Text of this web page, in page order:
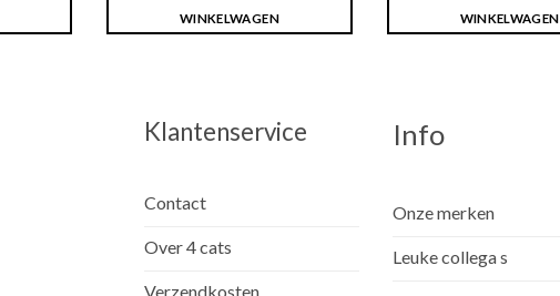
WINKELWAGEN
WINKELWAGEN
Klantenservice
Contact
Over 4 cats
Verzendkosten
Info
Onze merken
Leuke collega s